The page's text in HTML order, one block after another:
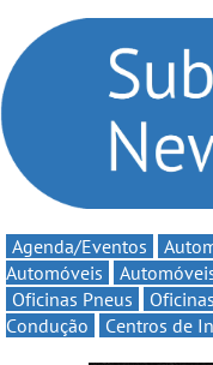
compromisso com o
automobilismo
continua em 2026
Agenda/Eventos
Automóveis
Oficinas Pneus
Condução
Centros de